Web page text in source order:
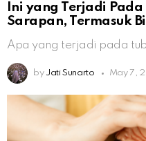
Ini yang Terjadi
Sarapan, Termasuk
Apa yang terjadi pada
by Jati Sunarto May 7,